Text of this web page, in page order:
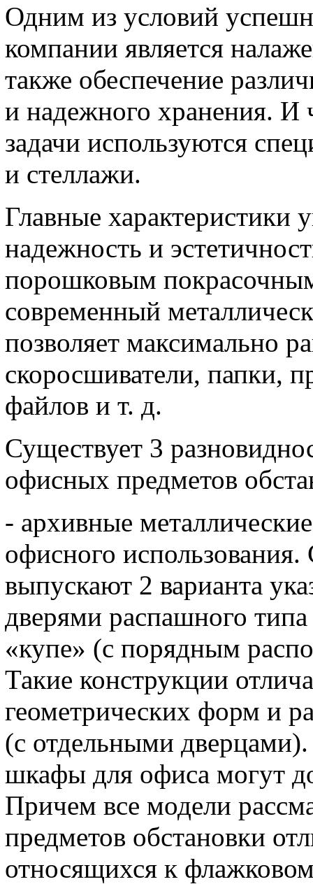
Одним из условий
компании является
также обеспечение
и надежного хранения. И
задачи используются
и стеллажи.
Главные характеристики
надежность и
порошковым
современный
позволяет максимально
скоросшиватели, папки,
файлов и т. д.
Существует 3
офисных предметов
- архивные
офисного
выпускают 2 варианта
дверями распашного
«купе» (с порядным
Такие конструкции
геометрических форм и
(с отдельными
шкафы для офиса могут
Причем все модели
предметов обстановки
относящихся к